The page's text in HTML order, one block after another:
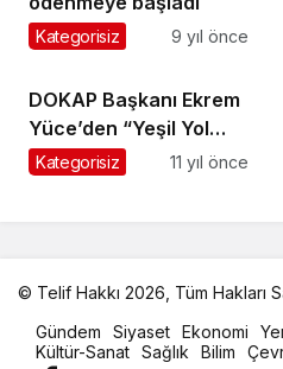
Kategorisiz 9 yıl önce
DOKAP Başkanı Ekrem
Yüce’den “Yeşil Yol
Projesi” ile ilgili
Kategorisiz 11 yıl önce
© Telif Hakkı 2026, Tüm Hakları
oto
kiralama
Gündem Siyaset Ekonomi
Kültür-Sanat Sağlık Bilim